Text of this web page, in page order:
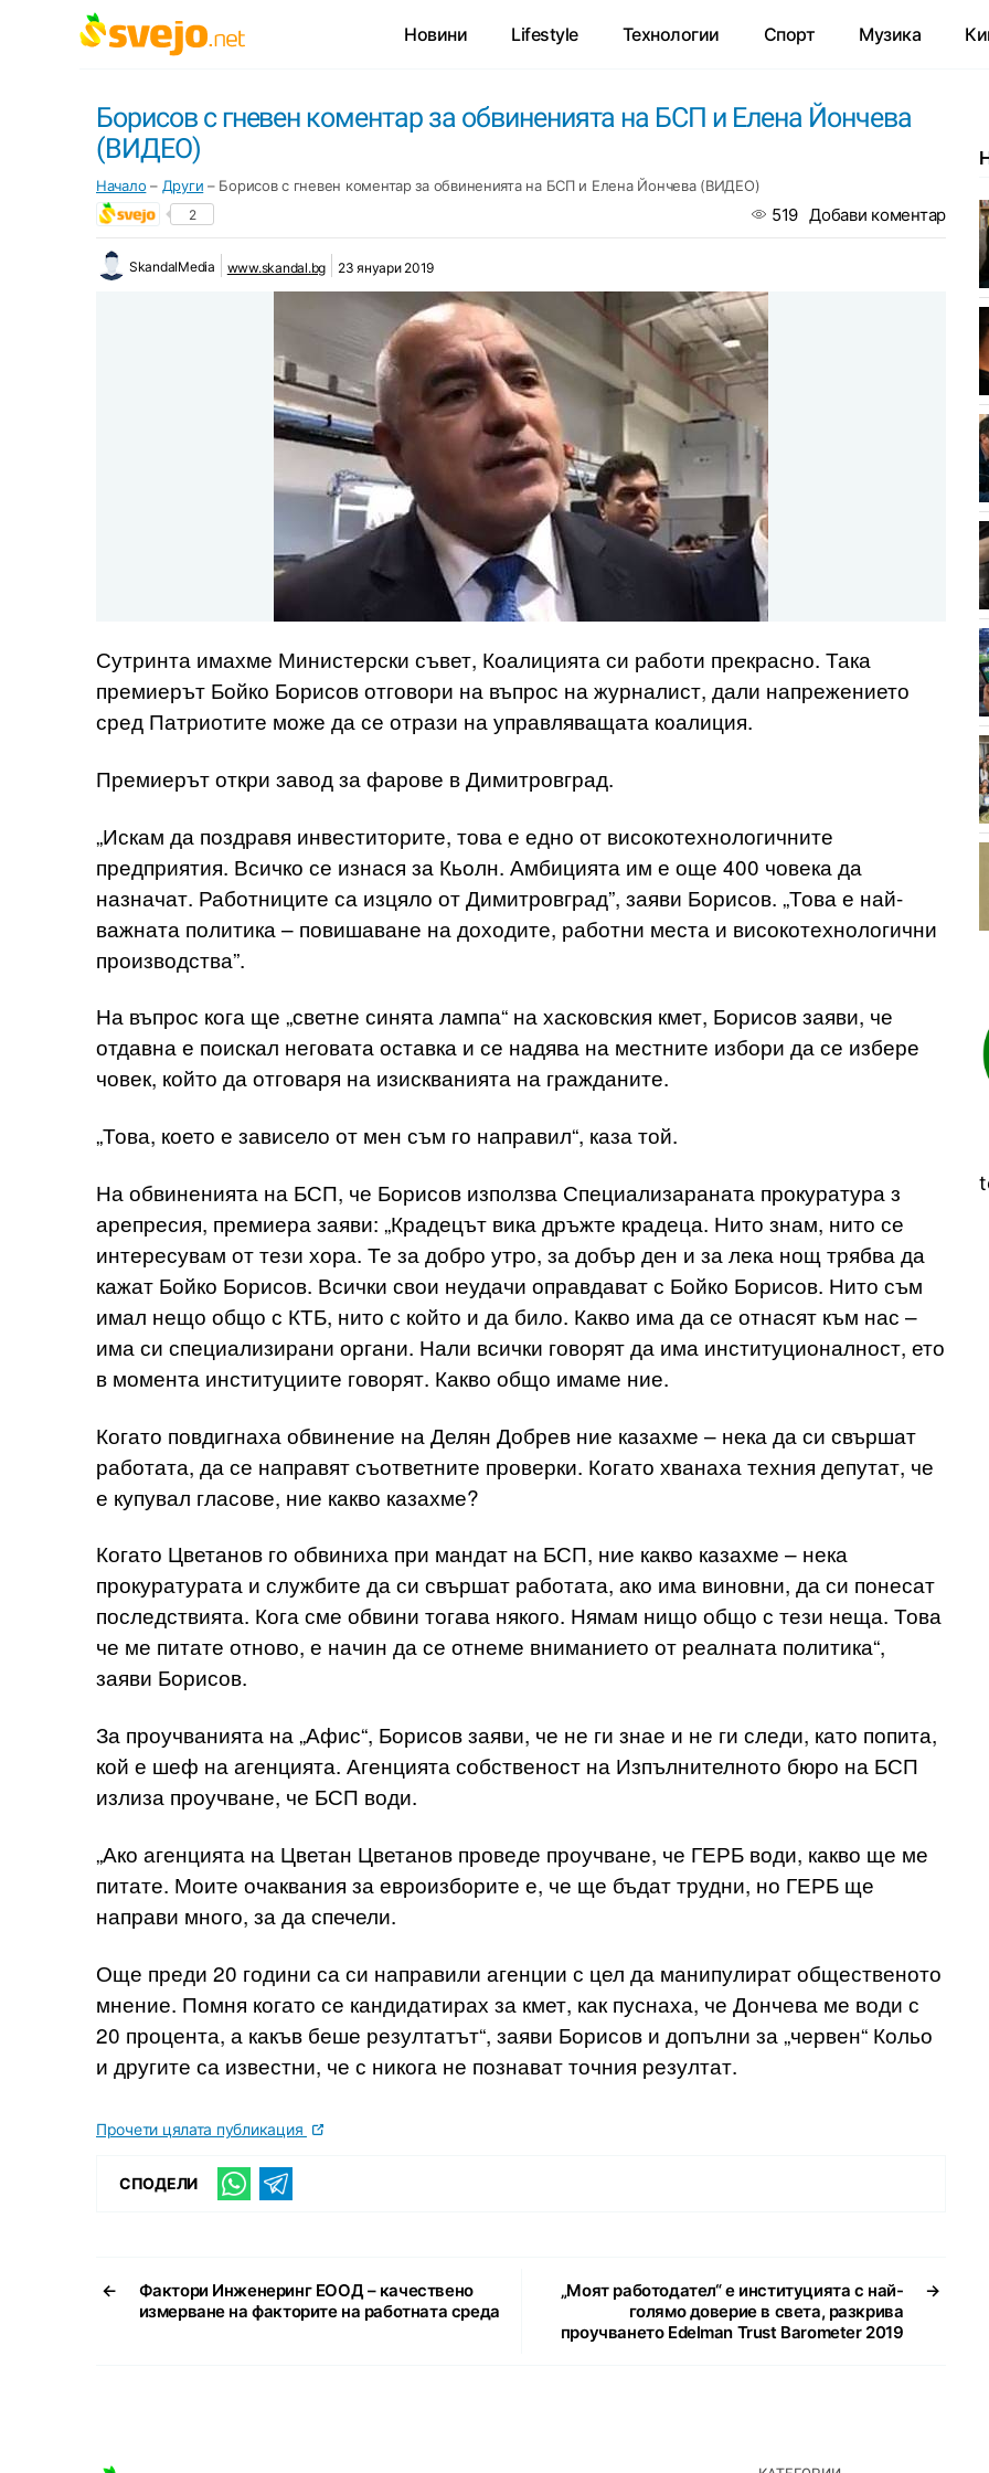
Новини Lifestyle Технологии Спорт Музика
Борисов с гневен коментар за обвиненията на БСП и Елена Йончева
(ВИДЕО)
Начало – Други – Борисов с гневен коментар за обвиненията на БСП и Елена Йончева (ВИДЕО)
2 519 Добави коментар
SkandalMedia www.skandal.bg 23 януари 2019
Сутринта имахме Министерски съвет, Коалицията си работи прекрасно. Така
премиерът Бойко Борисов отговори на въпрос на журналист, дали напрежението
сред Патриотите може да се отрази на управляващата коалиция.
Премиерът откри завод за фарове в Димитровград.
„Искам да поздравя инвеститорите, това е едно от високотехнологичните
предприятия. Всичко се изнася за Кьолн. Амбицията им е още 400 човека да
назначат. Работниците са изцяло от Димитровград”, заяви Борисов. „Това е най-
важната политика – повишаване на доходите, работни места и високотехнологични
производства”.
На въпрос кога ще „светне синята лампа“ на хасковския кмет, Борисов заяви, че
отдавна е поискал неговата оставка и се надява на местните избори да се избере
човек, който да отговаря на изискванията на гражданите.
„Това, което е зависело от мен съм го направил“, каза той.
На обвиненията на БСП, че Борисов използва Специализараната прокуратура з
арепресия, премиера заяви: „Крадецът вика дръжте крадеца. Нито знам, нито се
интересувам от тези хора. Те за добро утро, за добър ден и за лека нощ трябва да
кажат Бойко Борисов. Всички свои неудачи оправдават с Бойко Борисов. Нито съм
имал нещо общо с КТБ, нито с който и да било. Какво има да се отнасят към нас –
има си специализирани органи. Нали всички говорят да има институционалност, ето
в момента институциите говорят. Какво общо имаме ние.
Когато повдигнаха обвинение на Делян Добрев ние казахме – нека да си свършат
работата, да се направят съответните проверки. Когато хванаха техния депутат, че
е купувал гласове, ние какво казахме?
Когато Цветанов го обвиниха при мандат на БСП, ние какво казахме – нека
прокуратурата и службите да си свършат работата, ако има виновни, да си понесат
последствията. Кога сме обвини тогава някого. Нямам нищо общо с тези неща. Това
че ме питате отново, е начин да се отнеме вниманието от реалната политика“,
заяви Борисов.
За проучванията на „Афис“, Борисов заяви, че не ги знае и не ги следи, като попита,
кой е шеф на агенцията. Агенцията собственост на Изпълнителното бюро на БСП
излиза проучване, че БСП води.
„Ако агенцията на Цветан Цветанов проведе проучване, че ГЕРБ води, какво ще ме
питате. Моите очаквания за евроизборите е, че ще бъдат трудни, но ГЕРБ ще
направи много, за да спечели.
Още преди 20 години са си направили агенции с цел да манипулират общественото
мнение. Помня когато се кандидатирах за кмет, как пуснаха, че Дончева ме води с
20 процента, а какъв беше резултатът“, заяви Борисов и допълни за „червен“ Кольо
и другите са известни, че с никога не познават точния резултат.
Прочети цялата публикация
СПОДЕЛИ
←
Фактори Инженеринг ЕООД – качествено
измерване на факторите на работната среда
→
„Моят работодател“ е институцията с най-
голямо доверие в света, разкрива
проучването Edelman Trust Barometer 2019